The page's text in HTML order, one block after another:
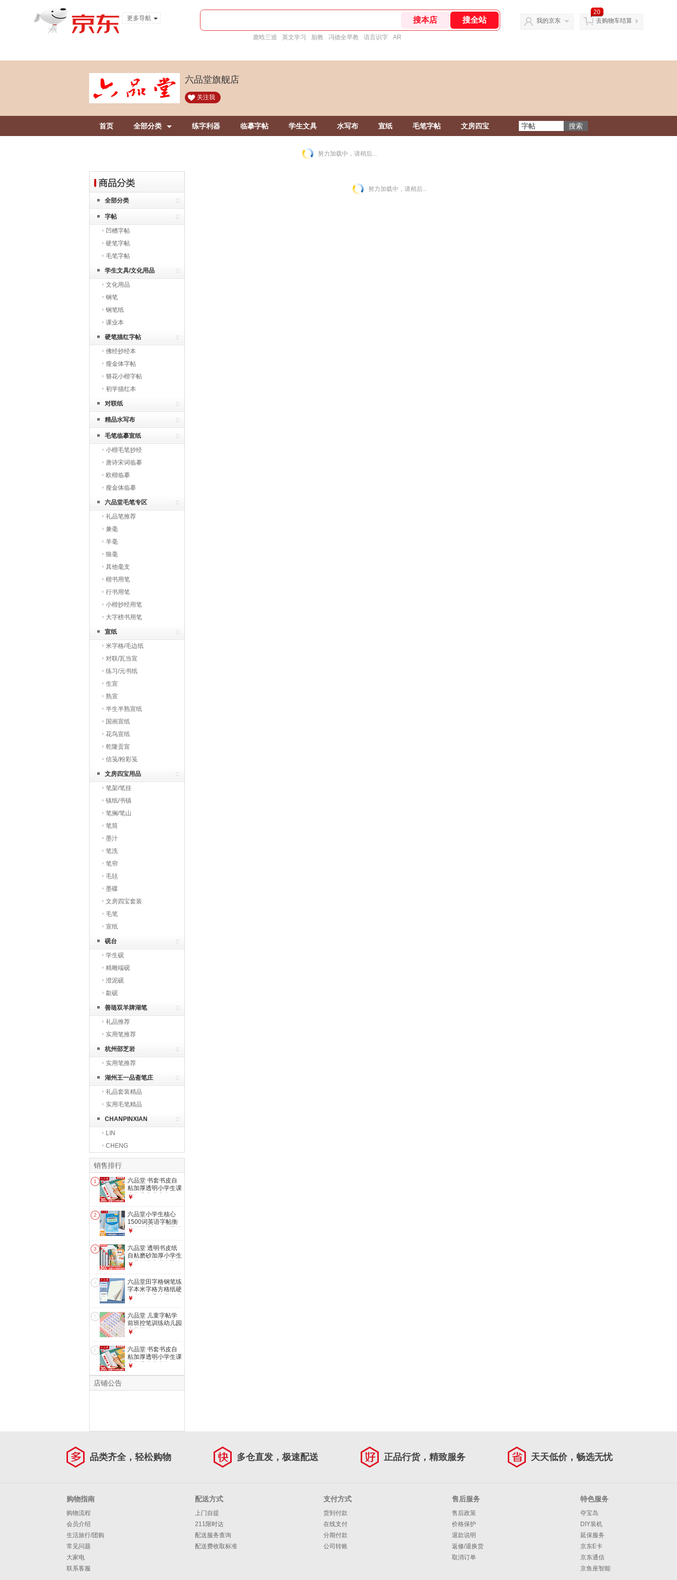
更多导航
鹿晗三巡 英文学习 胎教 冯德全早教 语言识字 AR
我的京东
20
去购物车结算
六品堂旗舰店
关注我
首页 全部分类 练字利器 临摹字帖 学生文具 水写布 宣纸 毛笔字帖 文房四宝
努力加载中，请稍后...
全部分类
字帖
凹槽字帖
硬笔字帖
毛笔字帖
学生文具/文化用品
文化用品
钢笔
钢笔纸
课业本
硬笔描红字帖
佛经抄经本
瘦金体字帖
簪花小楷字帖
初学描红本
对联纸
精品水写布
毛笔临摹宣纸
小楷毛笔抄经
唐诗宋词临摹
欧楷临摹
瘦金体临摹
六品堂毛笔专区
礼品笔推荐
兼毫
羊毫
狼毫
其他毫支
楷书用笔
行书用笔
小楷抄经用笔
大字榜书用笔
宣纸
米字格/毛边纸
对联/瓦当宣
练习/元书纸
生宣
熟宣
半生半熟宣纸
国画宣纸
花鸟宣纸
乾隆贡宣
信笺/粉彩笺
文房四宝用品
笔架/笔挂
镇纸/书镇
笔搁/笔山
笔筒
墨汁
笔洗
笔帘
毛毡
墨碟
文房四宝套装
毛笔
宣纸
砚台
学生砚
精雕端砚
澄泥砚
歙砚
善琏双羊牌湖笔
礼品推荐
实用笔推荐
杭州邵芝岩
实用笔推荐
湖州王一品斋笔庄
礼品套装精品
实用毛笔精品
CHANPINXIAN
LIN
CHENG
销售排行
1
六品堂 书套书皮自
粘加厚透明小学生课
本作业本书皮套A4
级二三四五年级上册
书本 【开学推荐】
大号10中号10小号
￥
2
六品堂小学生核心
1500词英语字帖衡
水体单词练习专用练
练小学三四五六年级
描红写字 小学英语
核心1500词汇【40
页/1本】
￥
3
六品堂 透明书皮纸
自粘磨砂加厚小学生
包装纸书壳书套防水
书皮包书膜 开学季
推荐【大10中10小
10】+40枚姓名贴
￥
4
六品堂田字格钢笔练
字本米字格方格纸硬
笔书法作品专用纸小
速成书写纸 绿色田
字格【爱护视力】 1
本
￥
5
六品堂 儿童字帖学
前班控笔训练幼儿园
启蒙学前3岁456初
帖幼儿小学生数字练
习册描红 数字1-100
￥
6
六品堂 书套书皮自
粘加厚透明小学生课
本作业本书皮套A4
￥
店铺公告
努力加载中，请稍后...
品类齐全，轻松购物 多仓直发，极速配送 正品行货，精致服务 天天低价，畅选无忧
购物指南
购物流程
会员介绍
生活旅行/团购
常见问题
大家电
联系客服
配送方式
上门自提
211限时达
配送服务查询
配送费收取标准
支付方式
货到付款
在线支付
分期付款
公司转账
售后服务
售后政策
价格保护
退款说明
返修/退换货
取消订单
特色服务
夺宝岛
DIY装机
延保服务
京东E卡
京东通信
京鱼座智能